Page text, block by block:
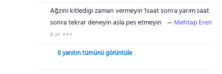
Ağzını kitledigi zaman vermeyin 1saat sonra yarım saat
sonra tekrar deneyin asla pes etmeyin
Mehtap Eren
8 yıl
6 yanıtın tümünü görüntüle